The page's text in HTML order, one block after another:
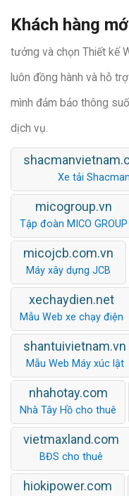
Khách hàng
tưởng và chọn Thiết kế
luôn đồng hành và hỗ
mình đảm bảo thông
dịch vụ.
Xe tải Shacman
micogroup.vn
Tập đoàn MICO GROUP
micojcb.com.vn
Máy xây dựng JCB
xechaydien.net
Mẫu Web xe chạy điện
shantuivietnam.vn
Mẫu Web Máy xúc lật
nhahotay.com
Nhà Tây Hồ cho thuê
vietmaxland.com
BĐS cho thuê
hiokipower.com